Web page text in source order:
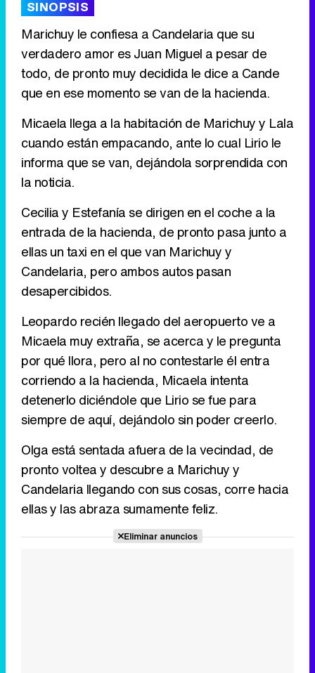
Tráiler en catalán de 'Ravalear', la nueva serie de HBO Max sobre los fondos buitre
Tráiler de la tercera temporada de 'The Walking Dead: Dead City' de AMC+
SINOPSIS
Marichuy le confiesa a Candelaria que su
verdadero amor es Juan Miguel a pesar de
todo, de pronto muy decidida le dice a Cande
que en ese momento se van de la hacienda.
Micaela llega a la habitación de Marichuy y Lala
cuando están empacando, ante lo cual Lirio le
informa que se van, dejándola sorprendida con
la noticia.
Cecilia y Estefanía se dirigen en el coche a la
entrada de la hacienda, de pronto pasa junto a
ellas un taxi en el que van Marichuy y
Candelaria, pero ambos autos pasan
desapercibidos.
Leopardo recién llegado del aeropuerto ve a
Micaela muy extraña, se acerca y le pregunta
por qué llora, pero al no contestarle él entra
corriendo a la hacienda, Micaela intenta
detenerlo diciéndole que Lirio se fue para
siempre de aquí, dejándolo sin poder creerlo.
Olga está sentada afuera de la vecindad, de
pronto voltea y descubre a Marichuy y
Candelaria llegando con sus cosas, corre hacia
ellas y las abraza sumamente feliz.
Eliminar anuncios